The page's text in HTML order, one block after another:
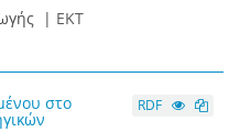
| ΕΚΤ
στο RDF